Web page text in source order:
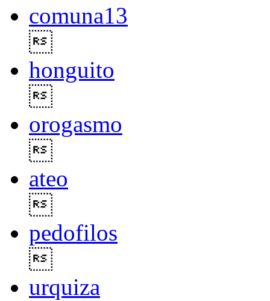
comuna13
honguito
orogasmo
ateo
pedofilos
urquiza